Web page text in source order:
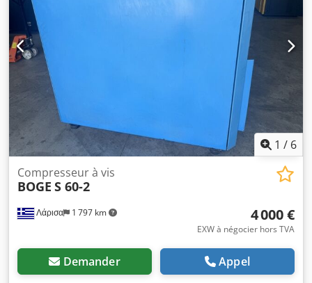
1 / 6
Λάρισα 1 797 km
Compresseur à vis
BOGE S 60-2
4 000 €
EXW à négocier hors TVA
Demander Appel